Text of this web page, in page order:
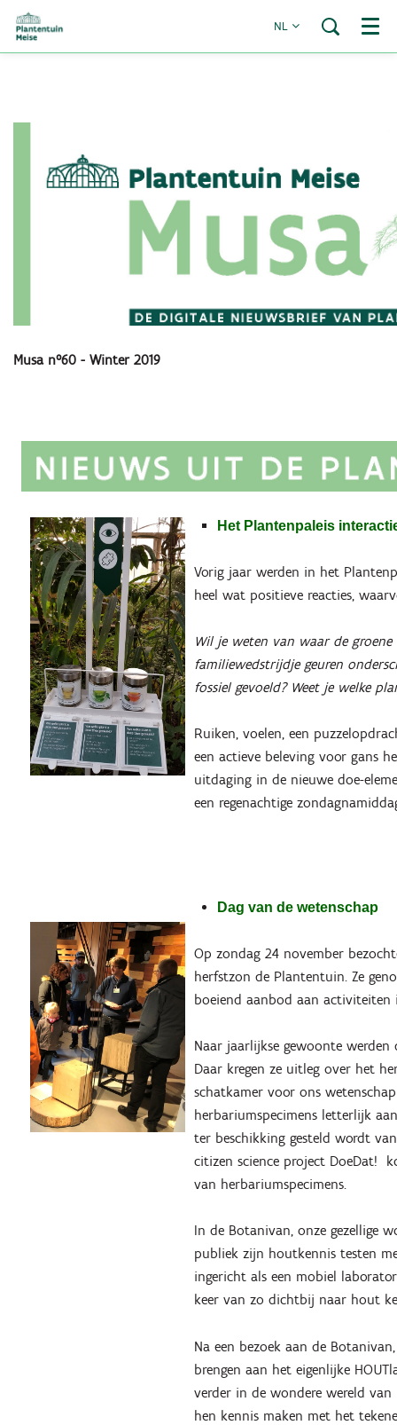
NL Menu
Musa n°60 - Winter 2019
Het Plantenpaleis
Vorig jaar werden in het
heel wat positieve reacties,
Wil je weten van waar de
familiewedstrijdje geuren
fossiel gevoeld? Weet je welke
Ruiken, voelen, een
een actieve beleving voor gans
uitdaging in de nieuwe doe-
een regenachtige
Dag van de wetenschap
Op zondag 24 november
herfstzon de Plantentuin. Ze
boeiend aanbod aan activiteiten
Naar jaarlijkse gewoonte
Daar kregen ze uitleg over het
schatkamer voor ons
herbariumspecimens letterlijk
ter beschikking gesteld wordt
citizen science project DoeDat!
van herbariumspecimens.
In de Botanivan, onze gezellige
publiek zijn houtkennis testen
ingericht als een mobiel
keer van zo dichtbij naar hout
Na een bezoek aan de
brengen aan het eigenlijke
verder in de wondere wereld
hen kennis maken met het